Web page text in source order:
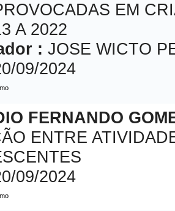
EM
A 2022
: JOSE WICTO
09/2024
FERNANDO
ENTRE
09/2024